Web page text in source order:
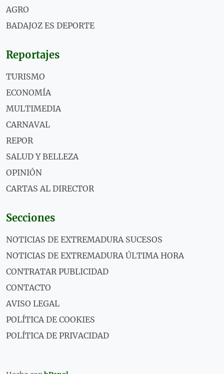
AGRO
BADAJOZ ES DEPORTE
Reportajes
TURISMO
ECONOMÍA
MULTIMEDIA
CARNAVAL
REPOR
SALUD Y BELLEZA
OPINIÓN
CARTAS AL DIRECTOR
Secciones
NOTICIAS DE EXTREMADURA SUCESOS
NOTICIAS DE EXTREMADURA ÚLTIMA HORA
CONTRATAR PUBLICIDAD
CONTACTO
AVISO LEGAL
POLÍTICA DE COOKIES
POLÍTICA DE PRIVACIDAD